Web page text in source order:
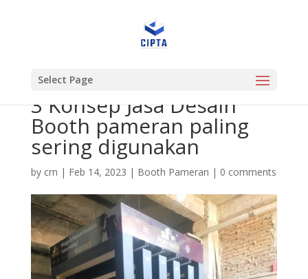
Select Page
3 Konsep Jasa Desain
Booth pameran paling
sering digunakan
by crn | Feb 14, 2023 | Booth Pameran | 0 comments